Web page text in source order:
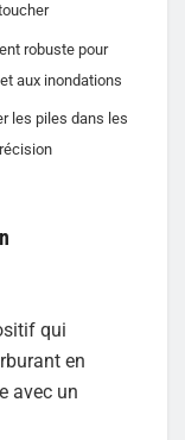
robuste pour
aux inondations
les piles dans les
qui
en
avec un